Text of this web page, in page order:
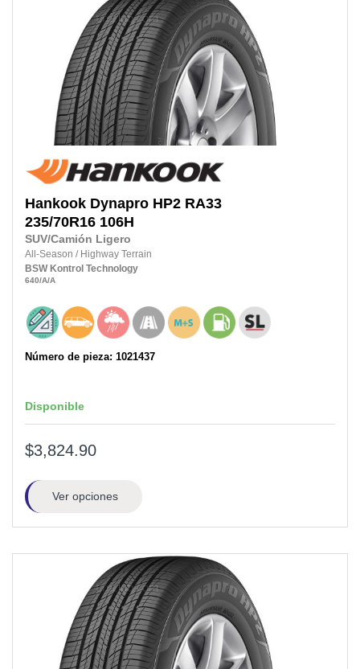
Hankook Dynapro HP2 RA33
235/70R16 106H
SUV/Camión Ligero
All-Season / Highway Terrain
BSW Kontrol Technology
640/A/A
Número de pieza: 1021437
Disponible
$3,824.90
Ver opciones